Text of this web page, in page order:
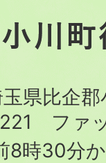
県比企郡
ファ
8時30分